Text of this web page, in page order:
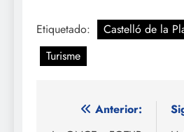
Etiquetado: Castelló de la
Turisme
Navegación
Anterior: